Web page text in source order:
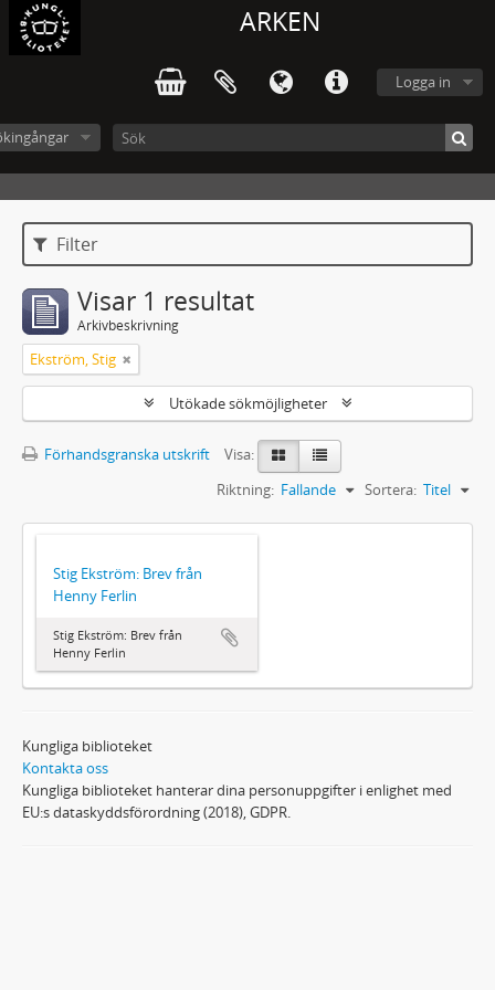
ARKEN
Logga in
Filter
Visar 1 resultat
Arkivbeskrivning
Ekström, Stig
Utökade sökmöjligheter
Förhandsgranska utskrift
Visa:
Sortera: Titel
Riktning: Fallande
Stig Ekström: Brev från
Henny Ferlin
Stig Ekström: Brev från
Henny Ferlin
Kungliga biblioteket
Kontakta oss
Kungliga biblioteket hanterar dina personuppgifter i enlighet med
EU:s dataskyddsförordning (2018), GDPR.